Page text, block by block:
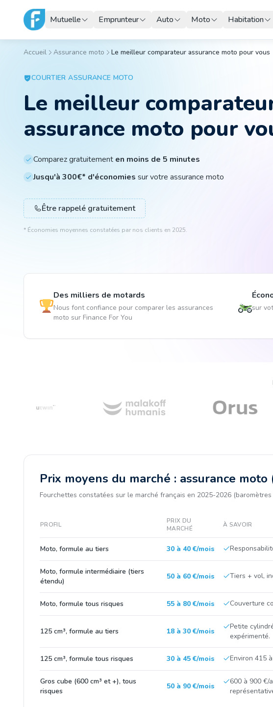
Mutuelle Emprunteur Auto Moto Habitation
Accueil Assurance moto Le meilleur comparateur assurance moto pour vous
COURTIERASSURANCE MOTO
Le meilleur
assurance moto pour
Comparez gratuitement en moins de 5 minutes
Jusqu'à 300€* d'économies sur votre assurance moto
Être rappelé gratuitement
* Économies moyennes constatées par nos clients en 2025.
Des milliers de motards
Nous font confiance pour comparer les assurances
moto sur Finance For You
sur
Prix moyens du marché : assurance moto
Fourchettes constatées sur le marché français en 2025-2026
PROFIL
PRIX DU
MARCHÉ
À SAVOIR
Moto, formule au tiers 30 à 40 €/mois
Moto, formule intermédiaire (tiers
étendu)
50 à 60 €/mois Tiers + vol,
Moto, formule tous risques 55 à 80 €/mois Couverture
125 cm³, formule au tiers 18 à 30 €/mois
Petite
expérimenté.
125 cm³, formule tous risques 30 à 45 €/mois Environ 415
Gros cube (600 cm³ et +), tous
risques
50 à 90 €/mois
600 à 900 €/